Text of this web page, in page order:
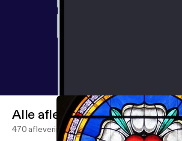
Alle afleveringen
470 afleveringen